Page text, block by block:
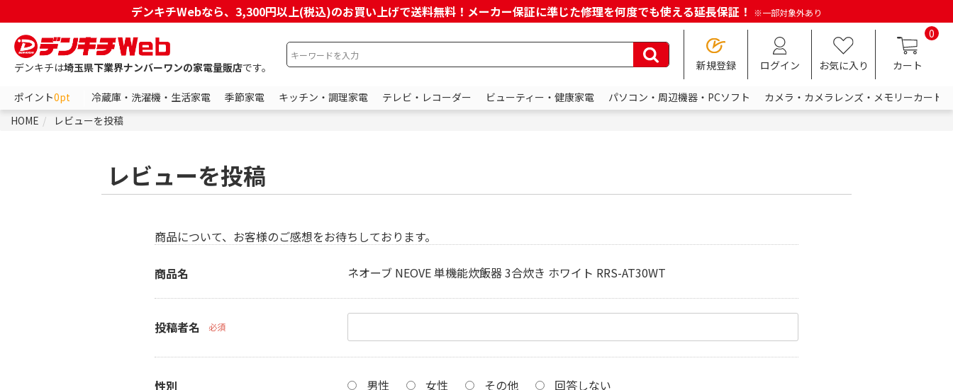
デンキチWebなら、3,300円以上(税込)のお買い上げで送料無料！メーカー保証に準じた修理を何度でも使える延長保証！ ※一部対象外あり
デンキチは埼玉県下業界ナンバーワンの家電量販店です。 新規登録 ログイン お気に入り
0
カート
ポイント0pt 冷蔵庫・洗濯機・生活家電 季節家電 キッチン・調理家電 テレビ・レコーダー ビューティー・健康家電 パソコン・周辺機器・PCソフト
カメラ・カメラレンズ・メモリーカード
HOME
レビューを投稿
レビューを投稿
商品について、お客様のご感想をお待ちしております。
商品名 ネオーブ NEOVE 単機能炊飯器 3合炊き ホワイト RRS-AT30WT
投稿者名 必須
性別 男性 女性 その他 回答しない